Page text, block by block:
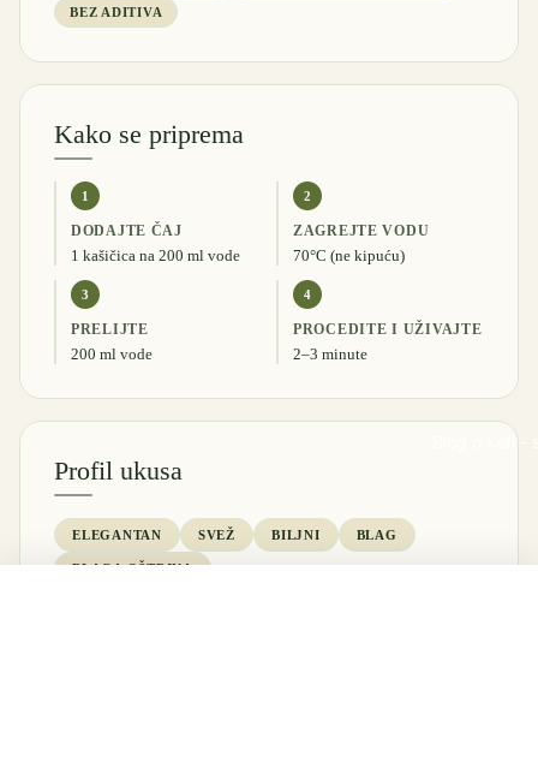
Blog o kafi
BEZ ADITIVA
Kako se priprema
1
DODAJTE ČAJ
1 kašičica na 200 ml vode
2
ZAGREJTE VODU
70°C (ne kipuću)
3
PRELIJTE
200 ml vode
4
PROCEDITE I UŽIVAJTE
2–3 minute
Profil ukusa
ELEGANTAN SVEŽ BILJNI BLAG
BLAGA OŠTRINA